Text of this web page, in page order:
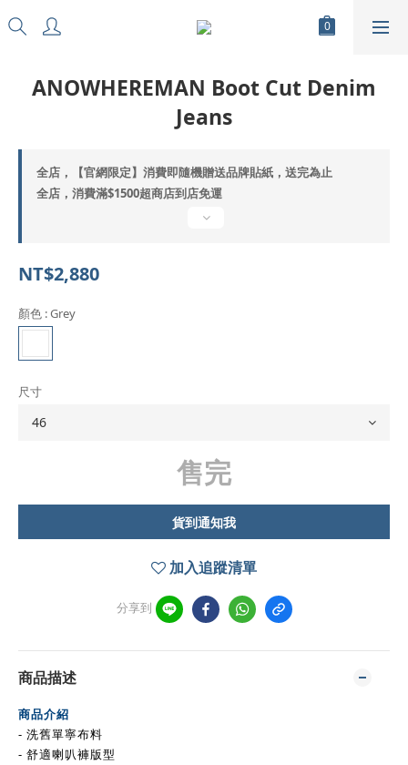
ANOWHEREMAN Boot Cut Denim
Jeans
全店，【官網限定】消費即隨機贈送品牌貼紙，送完為止
全店，消費滿$1500超商店到店免運
NT$2,880
顏色 : Grey
尺寸
售完
貨到通知我
加入追蹤清單
分享到
商品描述
商品介紹
- 洗舊單寧布料
- 舒適喇叭褲版型